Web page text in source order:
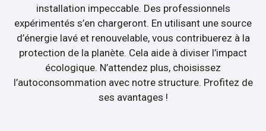
installation impeccable. Des professionnels
expérimentés s’en chargeront. En utilisant une source
d’énergie lavé et renouvelable, vous contribuerez à la
protection de la planète. Cela aide à diviser l’impact
écologique. N’attendez plus, choisissez
l’autoconsommation avec notre structure. Profitez de
ses avantages !